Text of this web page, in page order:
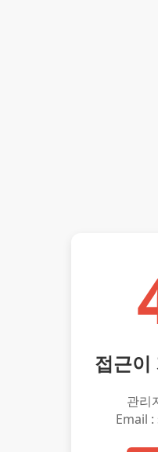
접근이
관리
Email